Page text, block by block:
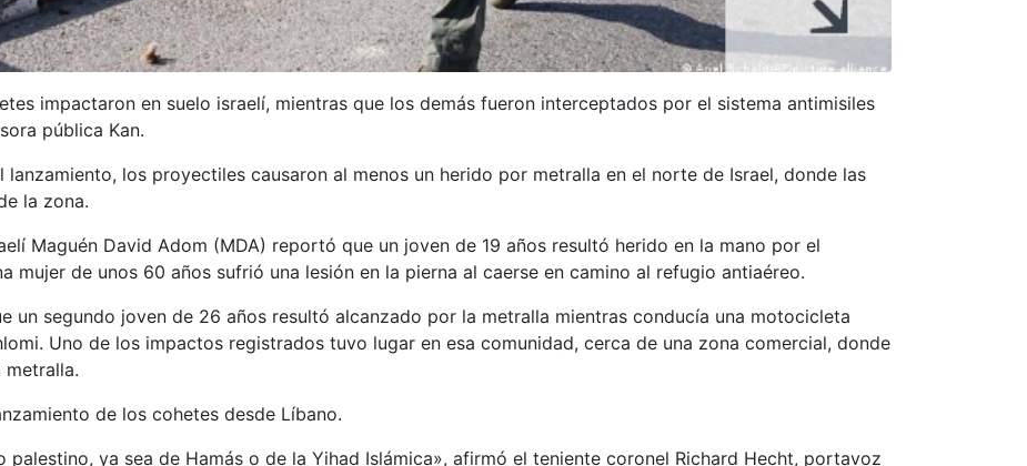
impactaron en suelo israelí, mientras que los demás fueron interceptados por el sistema antimisiles
pública Kan.
los proyectiles causaron al menos un herido por metralla en el norte de Israel, donde las
la zona.
Maguén David Adom (MDA) reportó que un joven de 19 años resultó herido en la mano por el
mujer de unos 60 años sufrió una lesión en la pierna al caerse en camino al refugio antiaéreo.
un segundo joven de 26 años resultó alcanzado por la metralla mientras conducía una motocicleta
Uno de los impactos registrados tuvo lugar en esa comunidad, cerca de una zona comercial, donde
de los cohetes desde Líbano.
palestino, ya sea de Hamás o de la Yihad Islámica», afirmó el teniente coronel Richard Hecht, portavoz